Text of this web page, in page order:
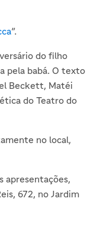
”.
do filho
pela babá. O texto
Beckett, Matéi
do Teatro do
no local,
apresentações,
672, no Jardim